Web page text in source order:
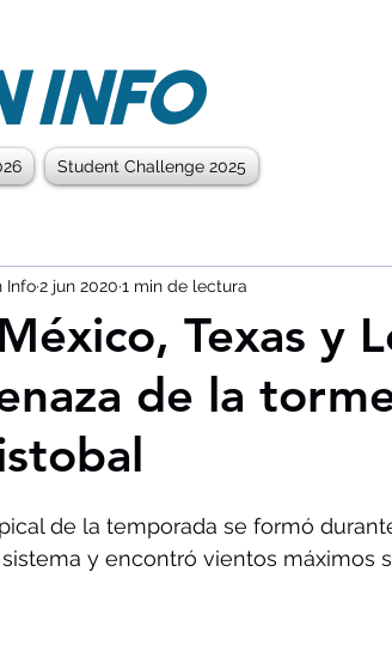
INFO
Student Challenge 2025
Texas y
de la
Info2 jun 2020 1 min de lectura
de la temporada se formó
y encontró vientos máximos